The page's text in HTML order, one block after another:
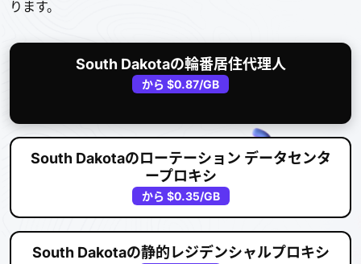
ります。
South Dakotaの輪番居住代理人
から $0.87/GB
South Dakotaのローテーション データセンタ
ープロキシ
から $0.35/GB
South Dakotaの静的レジデンシャルプロキシ